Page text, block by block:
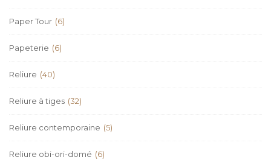
Paper Tour (6)
Papeterie (6)
Reliure (40)
Reliure à tiges (32)
Reliure contemporaine (5)
Reliure obi-ori-domé (6)